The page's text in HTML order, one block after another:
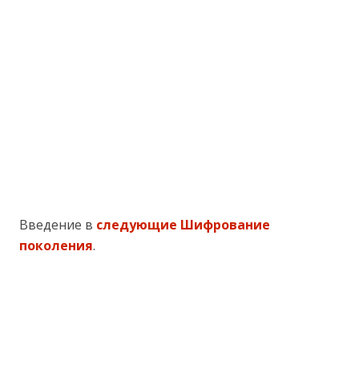
Введение в следующие Шифрование
поколения.